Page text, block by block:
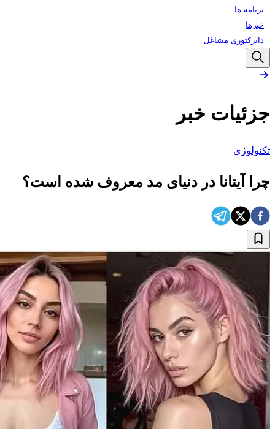
برنامه ها
خبرها
دایرکتوری مشاغل
جزئیات خبر
تکنولوژی
چرا آیتانا در دنیای مد معروف شده است؟